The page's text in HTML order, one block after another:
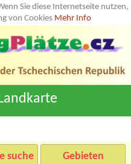
Sie diese Internetseite nutzen,
von Cookies Mehr Info
Landkarte
suche Gebieten